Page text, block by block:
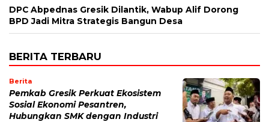
DPC Abpednas Gresik Dilantik, Wabup Alif Dorong
BPD Jadi Mitra Strategis Bangun Desa
BERITA TERBARU
Berita
Pemkab Gresik Perkuat Ekosistem
Sosial Ekonomi Pesantren,
Hubungkan SMK dengan Industri